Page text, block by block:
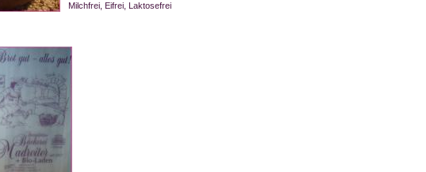
Milchfrei, Eifrei, Laktosefrei